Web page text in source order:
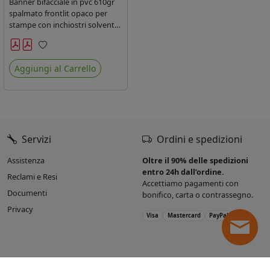
spalmato frontlit opaco per
stampe con inchiostri solvente
ed ecosolvente , uv e latex.
Preferiti
Aggiungi al Carrello
Servizi
Assistenza
Reclami e Resi
Documenti
Privacy
Ordini e spedizioni
Oltre il 90% delle spedizioni
entro 24h dall’ordine.
Accettiamo pagamenti con
bonifico, carta o contrassegno.
Visa Mastercard PayPal